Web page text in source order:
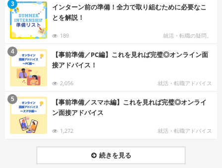
インターン前の準備！全力で取り組むために必要なこ
とを解説！
189 就活・転職の疑問。
3
【事前準備／PC編】これを見れば完璧◎オンライン面
接アドバイス！
2,056 就活・転職アドバイス
4
【事前準備／スマホ編】これを見れば完璧◎オンライ
ン面接アドバイス
1,272 就活・転職アドバイス
5
続きを見る